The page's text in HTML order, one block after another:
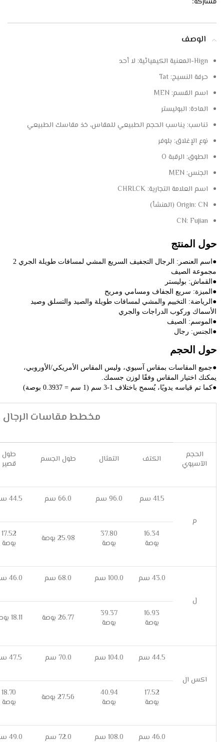
الوصف
Hign-المعنية الكيميائية:
لا أحد
حرفة النسيج: Tat
اسم القسم: MEN
المادة: البوليستر
تناسب: يناسب الحجم الطبيعي للمقاس، خذ مقاسك الطبيعي
نوع الإغلاق: بلوفر
الطوق: الرقبة O
الجنس: MEN
اسم العلامة التجارية: CHRLCK
Origin: CN (المنشأ)
CN: Fujian
حول المنتج
مجموعة الصيف
●القماش: بوليستر
●الميزة: سريع الجفاف ومسامي ومريح
الأسماك وركوب الدراجات والجري
●الموسم: الصيف
●الجنس: رجال
حول الحجم
يمكنك اختيار المقاس وفقًا لوزن جسمك.
●كما تم قياسه يدويًا، يُسمح باختلاف 1-3 سم (1 سم = 0.3937 بوصة)
مخطط مقاسات الرجال
الحجم
الآسيوي
الكتف التمثال طول الجسم
طول
قصير
م
41.5 سم 96.0 سم 66.0 سم 44.5 سم
16.34
بوصة
37.80
بوصة
25.98 بوصة
17.52
بوصة
ل
43.0 سم 100.0 سم 68.0 سم 46.0 سم
16.93
بوصة
39.37
بوصة
26.77 بوصة 18.11 بوصة
اكس ال
44.5 سم 104.0 سم 70.0 سم 47.5 سم
17.52
بوصة
40.94
بوصة
27.56 بوصة
18.70
بوصة
46.0 سم 108.0 سم 72.0 سم 49.0 سم